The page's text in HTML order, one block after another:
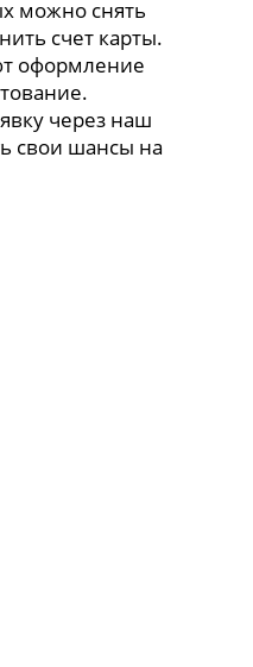
можно снять
счет карты.
оформление
через наш
свои шансы на